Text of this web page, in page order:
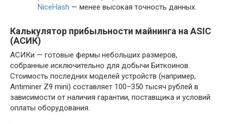
NiceHash — менее высокая точность данных.
Калькулятор прибыльности майнинга на ASIC
(АСИК)
АСИКи — готовые фермы небольших размеров,
собранные исключительно для добычи Биткоинов.
Стоимость последних моделей устройств (например,
Antiminer Z9 mini) составляет 100–350 тысяч рублей в
зависимости от наличия гарантии, поставщика и условий
оплаты оборудования.